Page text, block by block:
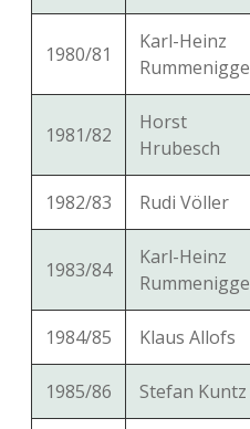
1980/81
Karl-Heinz
Rummenigge
1981/82
Horst
Hrubesch
1982/83 Rudi Völler
1983/84
Karl-Heinz
Rummenigge
1984/85 Klaus Allofs
1985/86 Stefan Kuntz